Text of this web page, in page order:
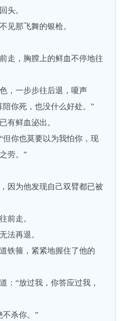
头。
那飞舞的银枪。
，胸膛上的鲜血不停地往
一步步往后退，嗄声
你死，也没什么好处。”
鲜血泌出。
你也莫要以为我怕你，现
劳。”
为他发现自己双臂都已被
走。
再退。
箍，紧紧地握住了他的
“放过我，你答应过我，
杀你。”